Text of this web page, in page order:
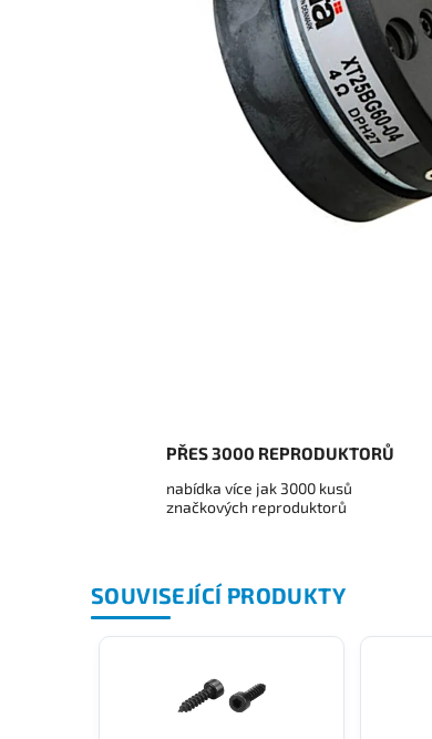
PŘES 3000 REPRODUKTORŮ
nabídka více jak 3000 kusů
značkových reproduktorů
SOUVISEJÍCÍ PRODUKTY